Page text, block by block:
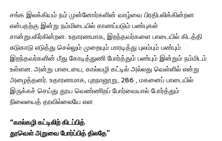
சங்க இலக்கியம் நம் முன்னோர்களின் வாழ்வை பிரதிபலிக்கின்றன
என்பதற்கு இன்று நம்மிடையில் காணப்படும் பண்புகள்
சான்றுபகிர்கின்றன. உதாரணமாக, இறந்தவர்களை பாடையில் கிடத்தி
சுடுகாடு எடுத்து செல்லும் முறையும் மாரடித்து புலம்பும் பண்பும்
இறந்தவர்களின் மீது கோடித்துணி போர்த்தும் பண்பும் இன்றும் நம்மிடம்
உள்ளன. அன்று பாடையை, கால்வழி கட்டில் அல்லது வெள்ளில் என்று
அழைத்தனர். உதாரணமாக, புறநானூறு, 286 , மகனைப் பாடையில்
இருக்கச் செய்து தூய வெண்ணிறப் போர்வையால் போர்த்தும்
நிலையைத் தரவில்லையே என
“கால்கழி கட்டிலிற் கிடப்பித்
தூவெள் அறுவை போர்ப்பித் திலதே”